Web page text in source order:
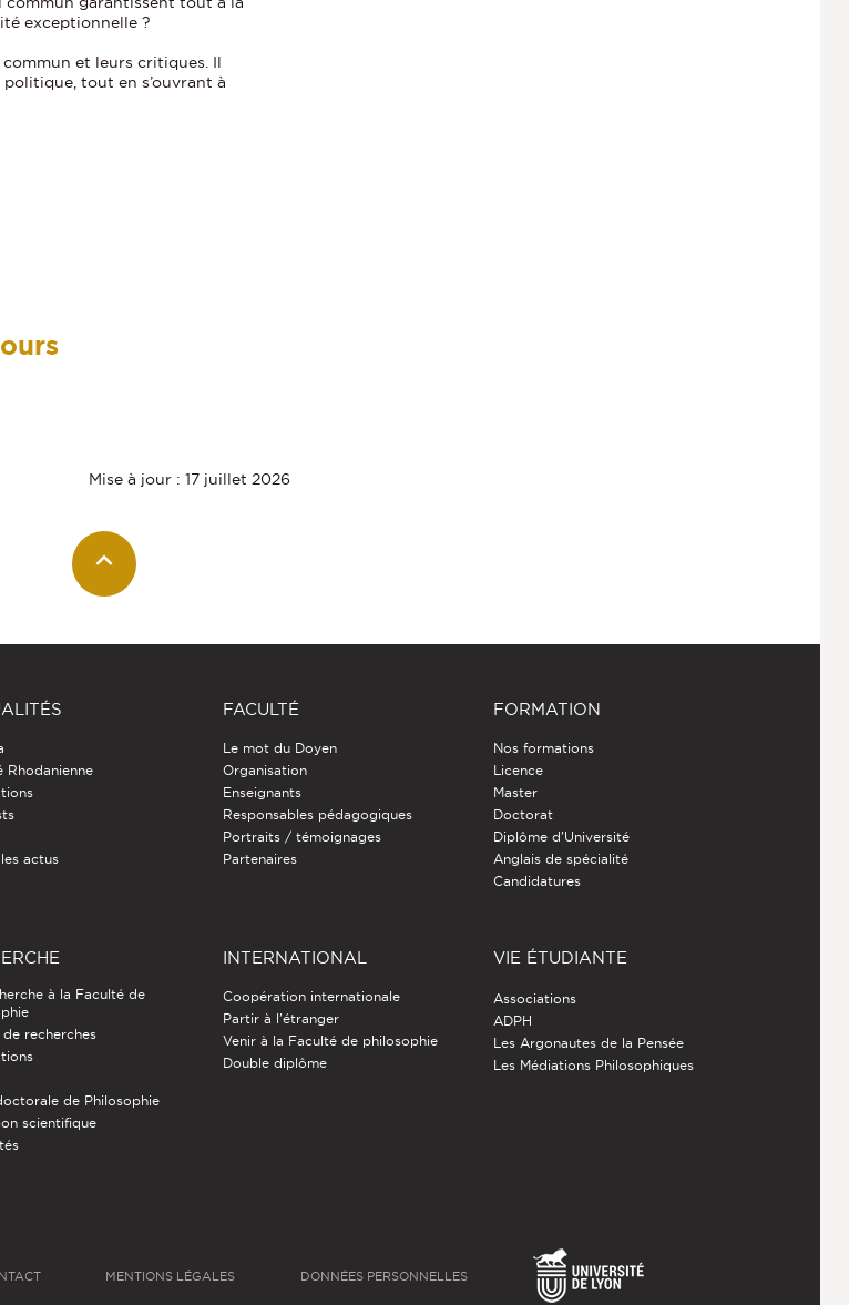
exceptionnelle ?
et leurs critiques. Il
tout en s’ouvrant à
Mise à jour : 17 juillet 2026
Rhodanienne
actus
FACULTÉ
Le mot du Doyen
Organisation
Enseignants
Responsables pédagogiques
Portraits / témoignages
Partenaires
FORMATION
Nos formations
Licence
Master
Doctorat
Diplôme d'Université
Anglais de spécialité
Candidatures
à la Faculté de
de recherches
de Philosophie
scientifique
INTERNATIONAL
Coopération internationale
Partir à l'étranger
Venir à la Faculté de philosophie
Double diplôme
VIE ÉTUDIANTE
Associations
ADPH
Les Argonautes de la Pensée
Les Médiations Philosophiques
MENTIONS LÉGALES DONNÉES PERSONNELLES